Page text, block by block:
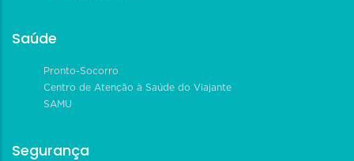
Saúde
Pronto-Socorro
Centro de Atenção à Saúde do Viajante
SAMU
Segurança